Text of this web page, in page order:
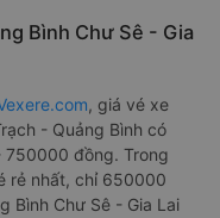
Bình Chư Sê - Gia
, giá vé xe
- Quảng Bình có
đồng. Trong
rẻ nhất, chỉ 650000
Bình Chư Sê - Gia Lai